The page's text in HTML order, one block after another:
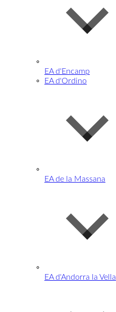
EA d'Encamp
EA d'Ordino
EA de la Massana
EA d'Andorra la Vella